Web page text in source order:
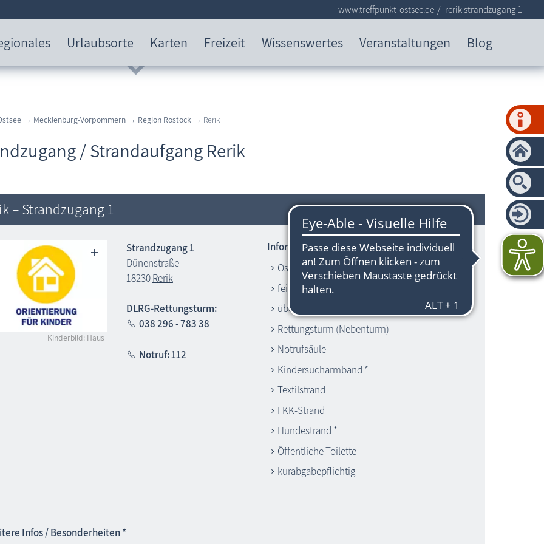
Urlaubsorte Karten Freizeit Wissenswertes Veranstaltungen Blog
www.treffpunkt-ostsee.de rerik strandzugang 1
→ Mecklenburg-Vorpommern → Region Rostock → Rerik
/ Strandaufgang Rerik
– Strandzugang 1
Kinderbild: Haus
Strandzugang 1
Dünenstraße
18230Rerik
DLRG-Rettungsturm:
038 296 - 783 38
Notruf: 112
Informationen zum Strandbereich
Ostsee
feinsandiger Strand
überwachter Strand *
Rettungsturm (Nebenturm)
Notrufsäule
Kindersucharmband *
Textilstrand
FKK-Strand
Hundestrand *
Öffentliche Toilette
kurabgabepflichtig
Infos / Besonderheiten *